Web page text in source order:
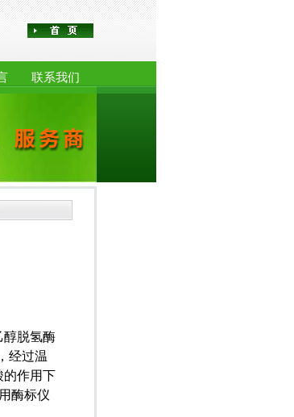
联系我们
醇脱氢酶
经过温
的作用下
酶标仪